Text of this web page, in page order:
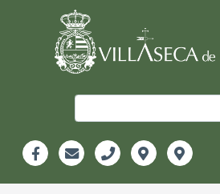
Información
Header